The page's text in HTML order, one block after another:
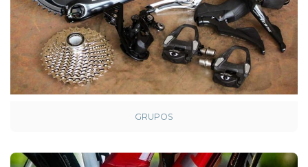
GRUPOS